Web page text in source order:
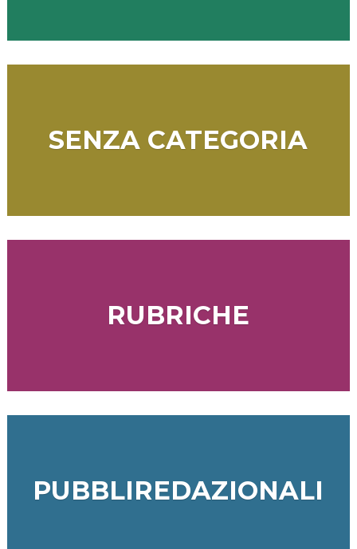
SENZA CATEGORIA
RUBRICHE
PUBBLIREDAZIONALI